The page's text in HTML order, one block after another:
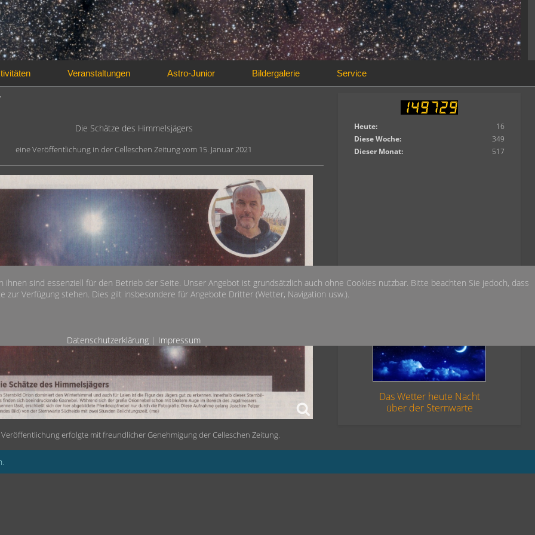
Veranstaltungen Astro-Junior Bildergalerie Service
Die Schätze des Himmelsjägers
eine Veröffentlichung in der Celleschen Zeitung vom 15. Januar 2021
Veröffentlichung erfolgte mit freundlicher Genehmigung der Celleschen Zeitung.
Heute:
16
Diese Woche:
349
Dieser Monat:
517
Das Wetter heute Nacht
über der Sternwarte
sind essenziell für den Betrieb der Seite. Unser Angebot ist grundsätzlich auch ohne Cookies nutzbar. Bitte beachten Sie jedoch, dass
Verfügung stehen. Dies gilt insbesondere für Angebote Dritter (Wetter, Navigation usw.).
Datenschutzerklärung | Impressum